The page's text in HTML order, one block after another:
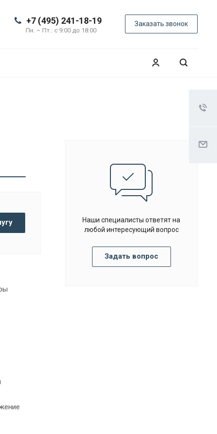
+7 (495) 241-18-19
Пн. – Пт.: с 9:00 до 18:00
Заказать звонок
Наши специалисты ответят на
любой интересующий вопрос
Задать вопрос